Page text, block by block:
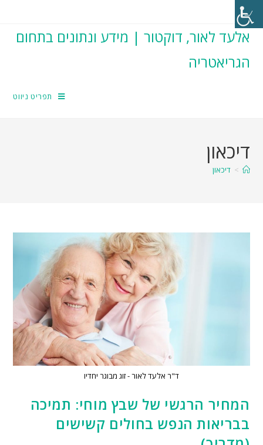
אלעד לאור, דוקטור | מידע ונתונים בתחום
הגריאטריה
תפריט ניווט
דיכאון
> דיכאון
ד"ר אלעד לאור - זוג מבוגר יחדיו
המחיר הרגשי של שבץ מוחי: תמיכה
בבריאות הנפש בחולים קשישים